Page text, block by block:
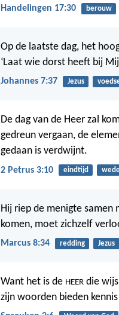
Handelingen 17:30 berouw
Op de laatste dag, het
‘Laat wie dorst heeft bij
Johannes 7:37 Jezus
De dag van de Heer zal
gedreun vergaan, de
gedaan is verdwijnt.
2 Petrus 3:10 eindtijd
Hij riep de menigte samen
komen, moet zichzelf
Marcus 8:34 redding Jezus
Want het is de HEER die
zijn woorden bieden